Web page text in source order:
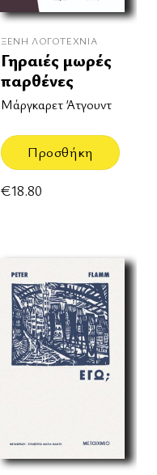
ΞΈΝΗ ΛΟΓΟΤΕΧΝΊΑ
Γηραιές μωρές
παρθένες
Μάργκαρετ Άτγουντ
Προσθήκη
€18.80